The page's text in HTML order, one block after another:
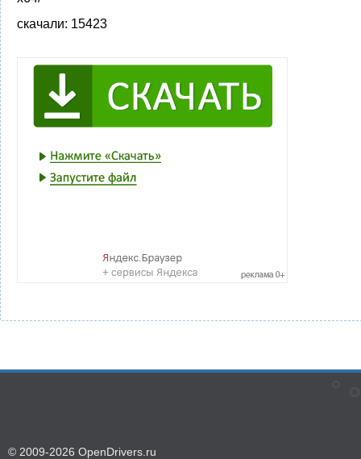
скачали: 15423
© 2009-2026 OpenDrivers.ru